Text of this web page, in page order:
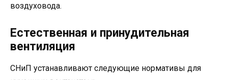
воздуховода.
Естественная и принудительная
вентиляция
СНиП устанавливают следующие нормативы для